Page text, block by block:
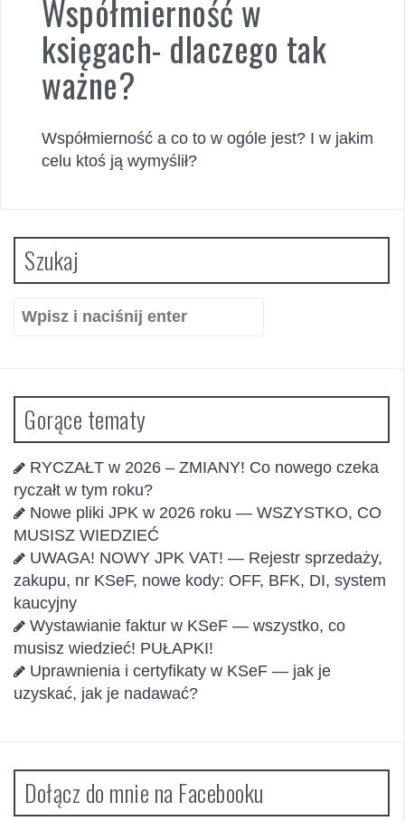
Współmierność w
księgach- dlaczego tak
ważne?
Współmierność a co to w ogóle jest? I w jakim
celu ktoś ją wymyślił?
Szukaj
Szukaj:
Gorące tematy
RYCZAŁT w 2026 – ZMIANY! Co nowego czeka
ryczałt w tym roku?
Nowe pliki JPK w 2026 roku — WSZYSTKO, CO
MUSISZ WIEDZIEĆ
UWAGA! NOWY JPK VAT! — Rejestr sprzedaży,
zakupu, nr KSeF, nowe kody: OFF, BFK, DI, system
kaucyjny
Wystawianie faktur w KSeF — wszystko, co
musisz wiedzieć! PUŁAPKI!
Uprawnienia i certyfikaty w KSeF — jak je
uzyskać, jak je nadawać?
Dołącz do mnie na Facebooku